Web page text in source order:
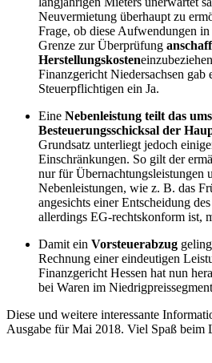
Neuvermietung überhaupt zu
Frage, ob diese Aufwendungen
Grenze zur Überprüfung
Herstellungskosten
Finanzgericht Niedersachsen gab
Steuerpflichtigen ein Ja.
Eine Nebenleistung teilt das
Besteuerungsschicksal der
Grundsatz unterliegt jedoch
Einschränkungen. So gilt der
nur für Übernachtungsleistungen
Nebenleistungen, wie z. B. das
angesichts einer Entscheidung
allerdings EG-rechtskonform ist,
Damit ein Vorsteuerabzug
Rechnung einer eindeutigen
Finanzgericht Hessen hat nun
bei Waren im
Diese und weitere interessante
Ausgabe für Mai 2018. Viel Spaß beim